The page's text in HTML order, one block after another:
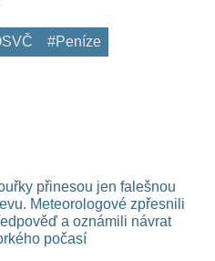
#Peníze
přinesou jen falešnou
Meteorologové zpřesnili
a oznámili návrat
počasí